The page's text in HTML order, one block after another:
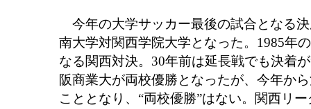
今年の大学サッカー最後の試合となる
南大学対関西学院大学となった。1985年
なる関西対決。30年前は延長戦でも決着
阪商業大が両校優勝となったが、今年か
こととなり、“両校優勝”はない。関西リ